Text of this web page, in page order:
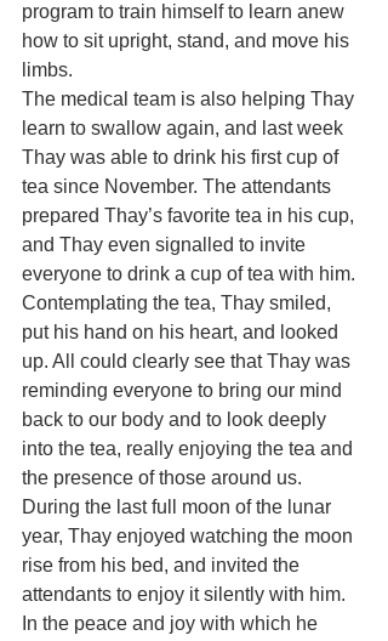
program to train himself to learn anew
how to sit upright, stand, and move his
limbs.
The medical team is also helping Thay
learn to swallow again, and last week
Thay was able to drink his first cup of
tea since November. The attendants
prepared Thay’s favorite tea in his cup,
and Thay even signalled to invite
everyone to drink a cup of tea with him.
Contemplating the tea, Thay smiled,
put his hand on his heart, and looked
up. All could clearly see that Thay was
reminding everyone to bring our mind
back to our body and to look deeply
into the tea, really enjoying the tea and
the presence of those around us.
During the last full moon of the lunar
year, Thay enjoyed watching the moon
rise from his bed, and invited the
attendants to enjoy it silently with him.
In the peace and joy with which he